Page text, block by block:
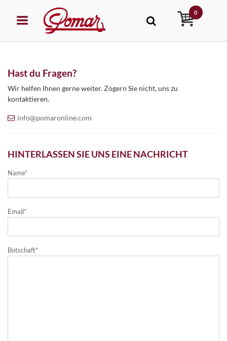
0
Hast du Fragen?
Wir helfen Ihnen gerne weiter. Zögern Sie nicht, uns zu
kontaktieren.
info@pomaronline.com
HINTERLASSEN SIE UNS EINE NACHRICHT
Name
Email
Botschaft